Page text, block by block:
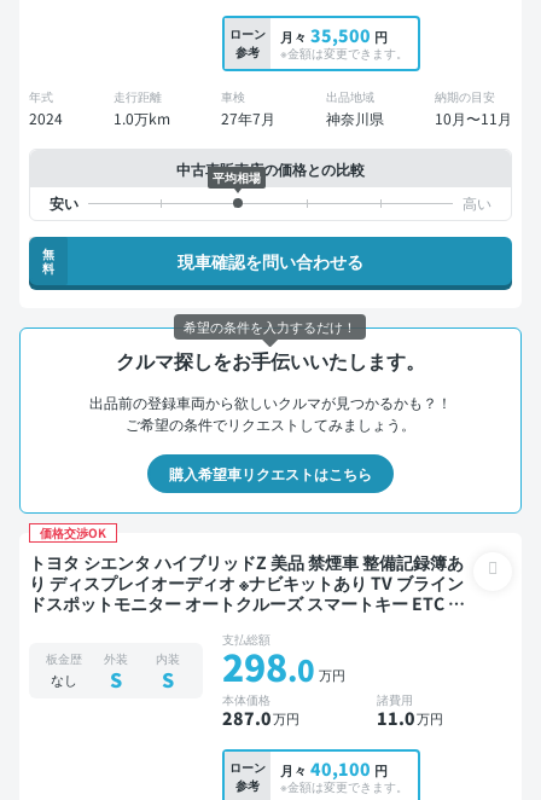
ローン
参考
月々 35,500 円
※金額は変更できます。
年式
2024
走行距離
1.0万km
車検
27年7月
出品地域
神奈川県
納期の目安
10月〜11月
中古車販売店の価格との比較
平均相場
無
料
現車確認を問い合わせる
クルマ探しをお手伝いいたします。
出品前の登録車両から欲しいクルマが見つかるかも？！
ご希望の条件でリクエストしてみましょう。
購入希望車リクエストはこちら
価格交渉OK
トヨタ シエンタ ハイブリッドZ 美品 禁煙車 整備記録簿あ
り ディスプレイオーディオ ※ナビキットあり TV ブライン
ドスポットモニター オートクルーズ スマートキー ETC バ
板金歴
なし
外装
S
内装
S
支払総額
298.0 万円
本体価格
287.0万円
諸費用
11.0万円
ローン
参考
月々 40,100 円
※金額は変更できます。
希望の条件を入力するだけ！